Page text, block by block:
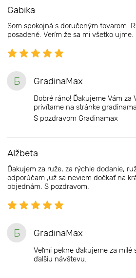
Gabika
Som spokojná s doručeným tovarom.
posadené. Verím že sa mi všetko ujme.
Б GradinaMax
Dobré ráno! Ďakujeme Vám za
privítame na stránke
S pozdravom Gradinamax
Alžbeta
Ďakujem za ruže, za rýchle dodanie,
odporúčam ,už sa neviem dočkať na
objednám. S pozdravom.
Б GradinaMax
Veľmi pekne ďakujeme za milé
ďalšiu návštevu.